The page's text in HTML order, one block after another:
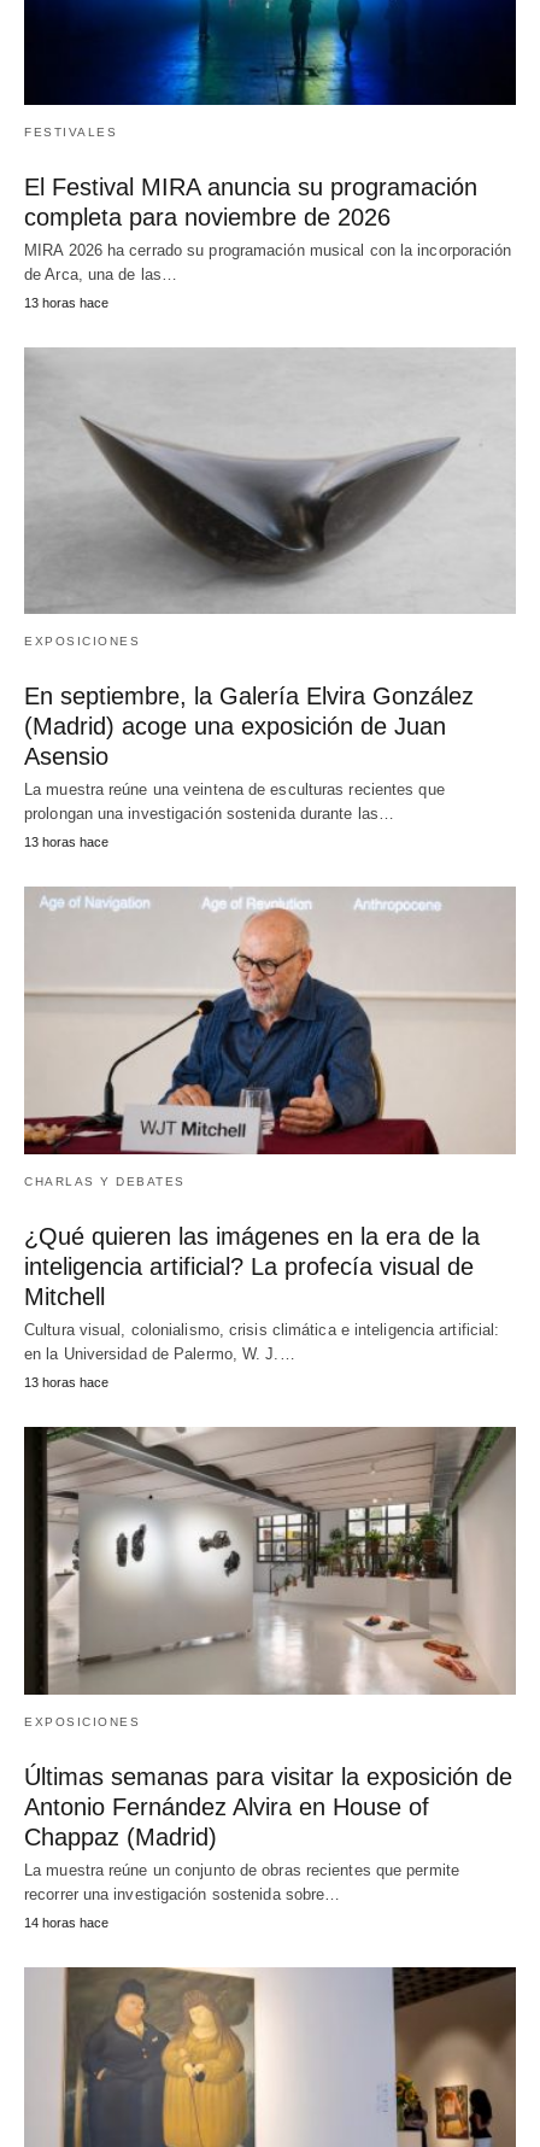
FESTIVALES
El Festival MIRA anuncia su programación
completa para noviembre de 2026
MIRA 2026 ha cerrado su programación musical con la incorporación
de Arca, una de las…
13 horas hace
EXPOSICIONES
En septiembre, la Galería Elvira González
(Madrid) acoge una exposición de Juan
Asensio
La muestra reúne una veintena de esculturas recientes que
prolongan una investigación sostenida durante las…
13 horas hace
CHARLAS Y DEBATES
¿Qué quieren las imágenes en la era de la
inteligencia artificial? La profecía visual de
Mitchell
Cultura visual, colonialismo, crisis climática e inteligencia artificial:
en la Universidad de Palermo, W. J.…
13 horas hace
EXPOSICIONES
Últimas semanas para visitar la exposición de
Antonio Fernández Alvira en House of
Chappaz (Madrid)
La muestra reúne un conjunto de obras recientes que permite
recorrer una investigación sostenida sobre…
14 horas hace